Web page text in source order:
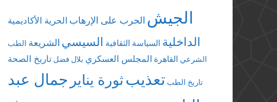
الجيش الحرب على الإرهاب الحرية الأكاديمية
الداخلية السياسة الثقافية السيسي الشريعة الطب
الشرعي القاهرة المجلس العسكري بلال فضل تاريخ الصحة
تاريخ الطب تعذيبثورة يناير جمال عبد